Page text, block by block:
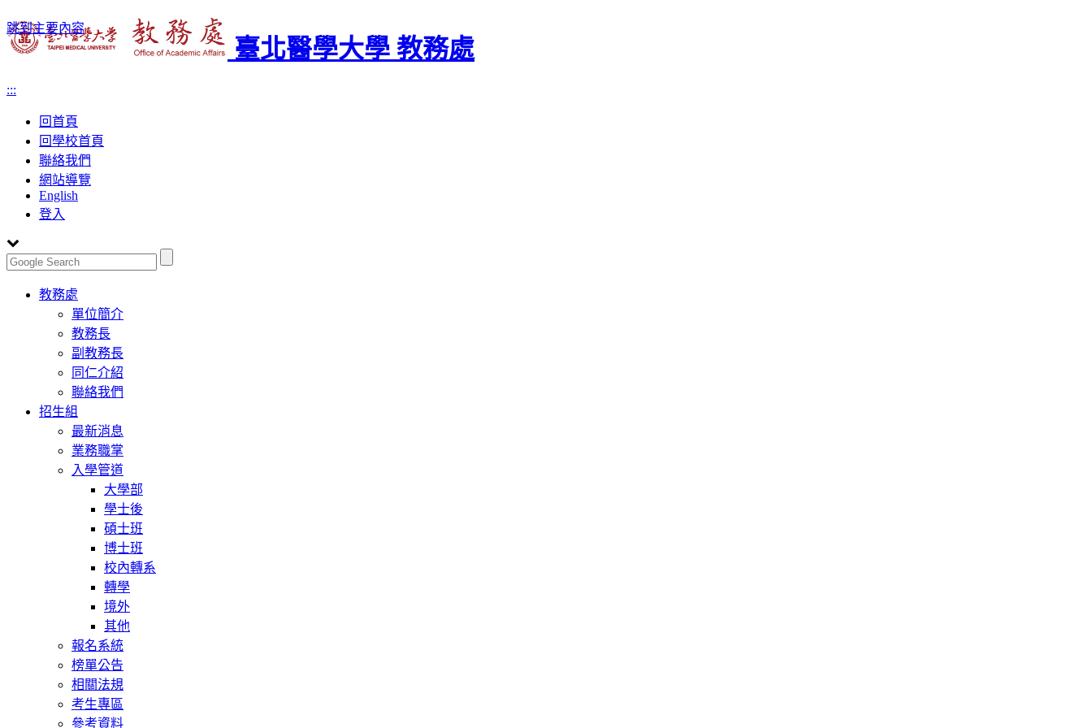
跳到主要內容
臺北醫學大學 教務處
:::
回首頁
回學校首頁
聯絡我們
網站導覽
English
登入
Toggle
navigation
教務處
單位簡介
教務長
副教務長
同仁介紹
聯絡我們
招生組
最新消息
業務職掌
入學管道
大學部
學士後
碩士班
博士班
校內轉系
轉學
境外
其他
報名系統
榜單公告
相關法規
考生專區
參考資料